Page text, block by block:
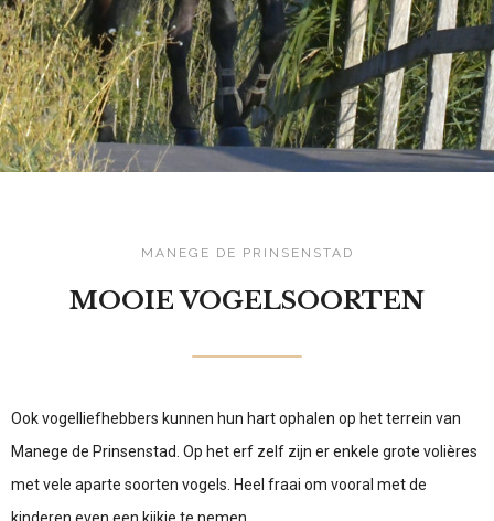
MANEGE DE PRINSENSTAD
MOOIE VOGELSOORTEN
Ook vogelliefhebbers kunnen hun hart ophalen op het terrein van
Manege de Prinsenstad. Op het erf zelf zijn er enkele grote volières
met vele aparte soorten vogels. Heel fraai om vooral met de
kinderen even een kijkje te nemen.